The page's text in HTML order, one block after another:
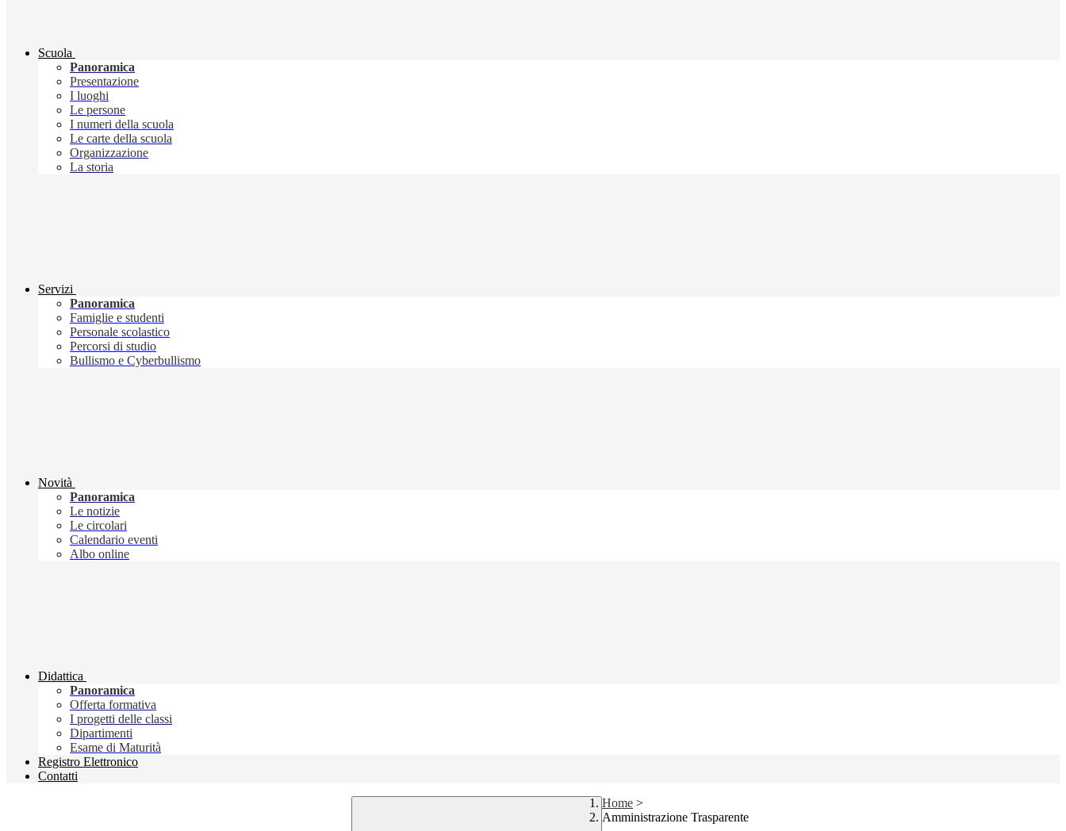
Scuola
Panoramica
Presentazione
I luoghi
Le persone
I numeri della scuola
Le carte della scuola
Organizzazione
La storia
Servizi
Panoramica
Famiglie e studenti
Personale scolastico
Percorsi di studio
Bullismo e Cyberbullismo
Novità
Panoramica
Le notizie
Le circolari
Calendario eventi
Albo online
Didattica
Panoramica
Offerta formativa
I progetti delle classi
Dipartimenti
Esame di Maturità
Registro Elettronico
Contatti
Home >
Amministrazione Trasparente